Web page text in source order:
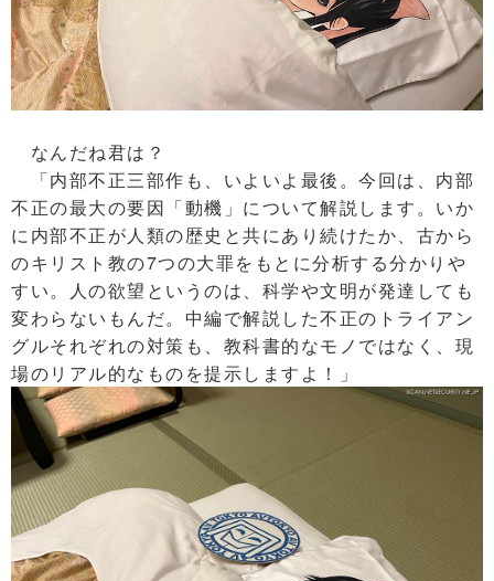
なんだね君は？
「内部不正三部作も、いよいよ最後。今回は、内部
不正の最大の要因「動機」について解説します。いか
に内部不正が人類の歴史と共にあり続けたか、古から
のキリスト教の7つの大罪をもとに分析する分かりや
すい。人の欲望というのは、科学や文明が発達しても
変わらないもんだ。中編で解説した不正のトライアン
グルそれぞれの対策も、教科書的なモノではなく、現
場のリアル的なものを提示しますよ！」